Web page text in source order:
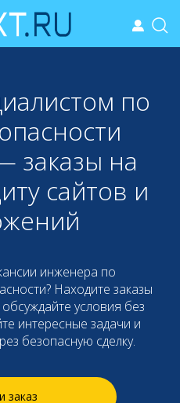
по
заказы на
сайтов и
инженера по
Находите заказы
условия без
интересные задачи и
безопасную сделку.
заказ